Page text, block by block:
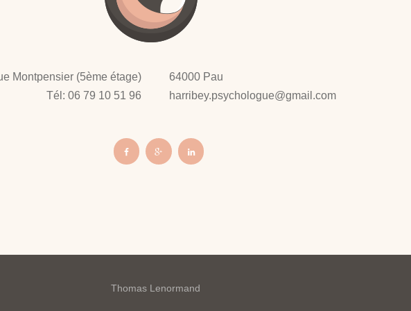
64000 Pau
harribey.psychologue@gmail.com
Montpensier (5ème étage)
Tél: 06 79 10 51 96
Thomas Lenormand